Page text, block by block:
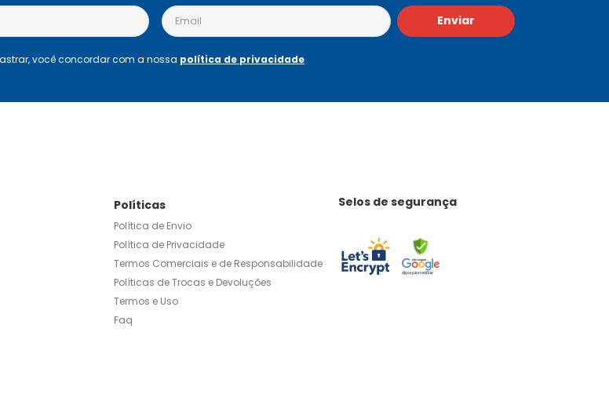
Enviar
você concordar com a nossa política de privacidade
Políticas
Política de Envio
Política de Privacidade
Termos Comerciais e de Responsabilidade
Políticas de Trocas e Devoluções
Termos e Uso
Faq
Selos de segurança